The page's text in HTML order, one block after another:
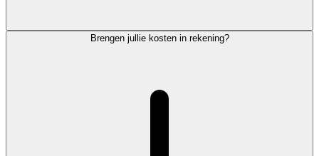
Brengen jullie kosten in rekening?